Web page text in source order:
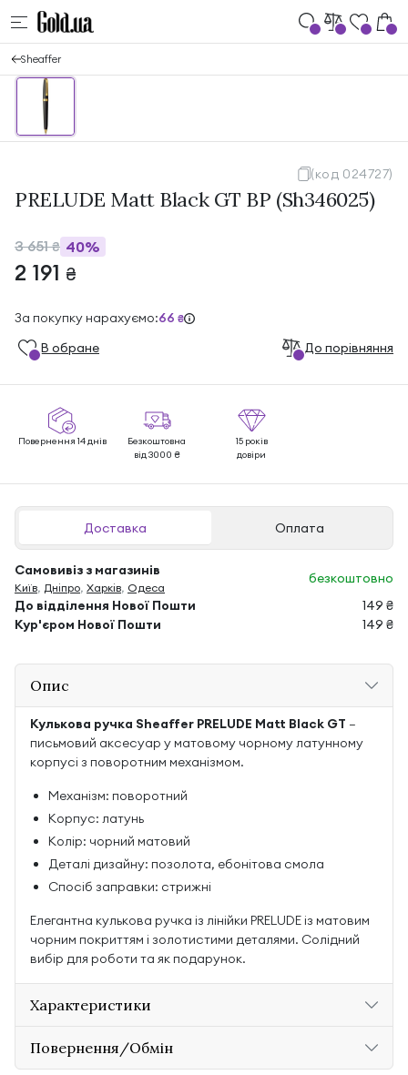
Sheaffer
(код 024727)
PRELUDE Matt Black GT BP (Sh346025)
3 651₴ 40%
2 191 ₴
За покупку нарахуємо:66 ₴
В обране До порівняння
Повернення 14 днів
Безкоштовна
від 3000 ₴
15 років
довіри
Доставка Оплата
Самовивіз з магазинів
Київ, Дніпро, Харків, Одеса
безкоштовно
До відділення Нової Пошти
149 ₴
Кур'єром Нової Пошти
149 ₴
Опис
Кулькова ручка Sheaffer PRELUDE Matt Black GT —
письмовий аксесуар у матовому чорному латунному
корпусі з поворотним механізмом.
Механізм: поворотний
Корпус: латунь
Колір: чорний матовий
Деталі дизайну: позолота, ебонітова смола
Спосіб заправки: стрижні
Елегантна кулькова ручка із лінійки PRELUDE із матовим
чорним покриттям і золотистими деталями. Солідний
вибір для роботи та як подарунок.
Характеристики
Повернення/Обмін